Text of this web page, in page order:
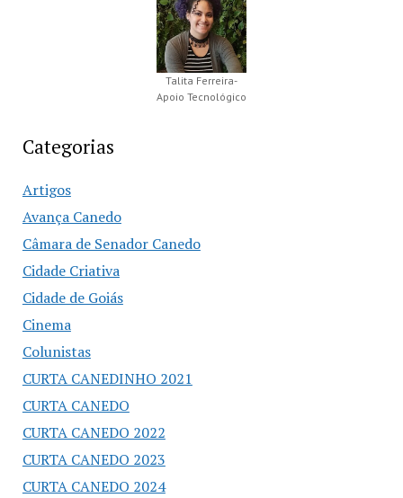
Talita Ferreira-
Apoio Tecnológico
Categorias
Artigos
Avança Canedo
Câmara de Senador Canedo
Cidade Criativa
Cidade de Goiás
Cinema
Colunistas
CURTA CANEDINHO 2021
CURTA CANEDO
CURTA CANEDO 2022
CURTA CANEDO 2023
CURTA CANEDO 2024